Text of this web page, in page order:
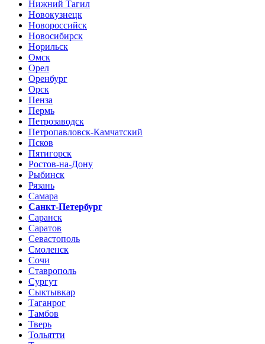
Нижний Тагил
Новокузнецк
Новороссийск
Новосибирск
Норильск
Омск
Орел
Оренбург
Орск
Пенза
Пермь
Петрозаводск
Петропавловск-Камчатский
Псков
Пятигорск
Ростов-на-Дону
Рыбинск
Рязань
Самара
Санкт-Петербург
Саранск
Саратов
Севастополь
Смоленск
Сочи
Ставрополь
Сургут
Сыктывкар
Таганрог
Тамбов
Тверь
Тольятти